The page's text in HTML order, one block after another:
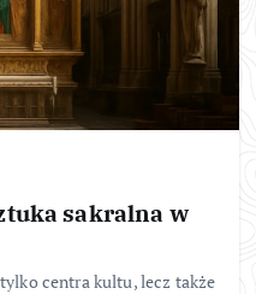
sakralna w
centra kultu, lecz także